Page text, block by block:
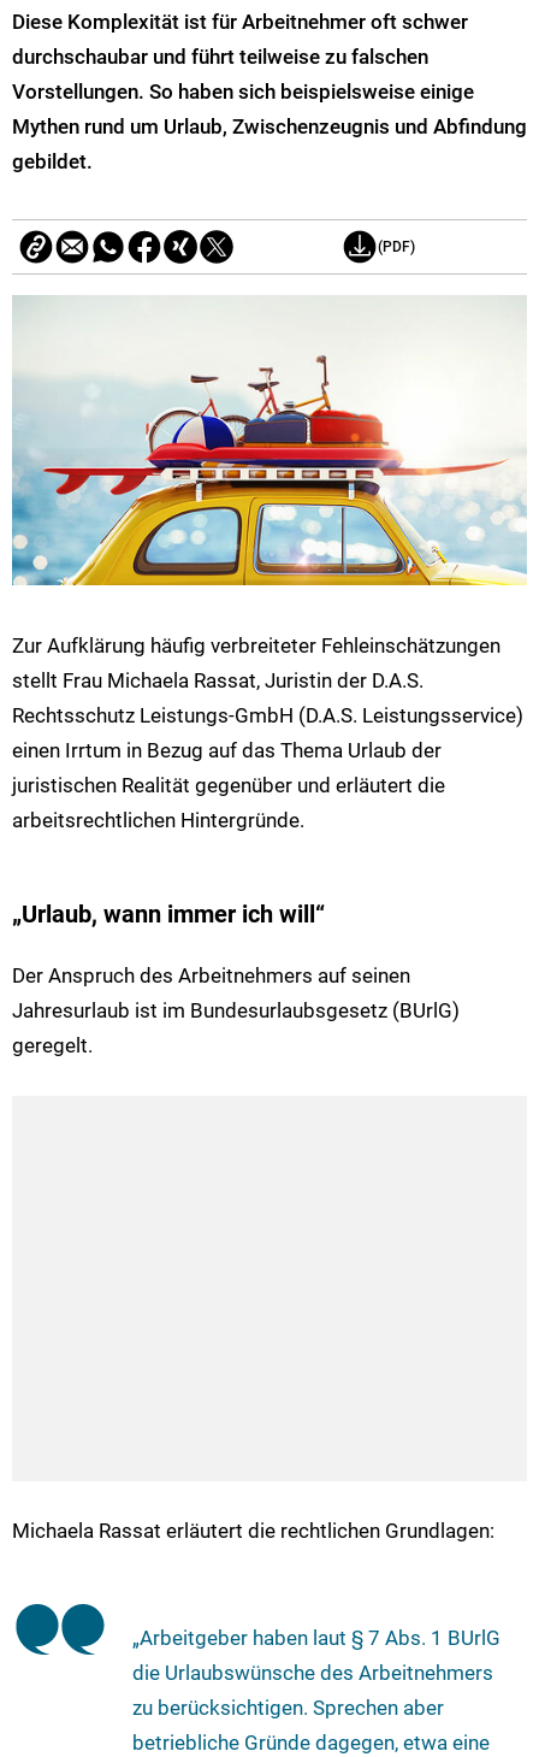
Diese Komplexität ist für Arbeitnehmer oft schwer
durchschaubar und führt teilweise zu falschen
Vorstellungen. So haben sich beispielsweise einige
Mythen rund um Urlaub, Zwischenzeugnis und Abfindung
gebildet.
(PDF)
Zur Aufklärung häufig verbreiteter Fehleinschätzungen
stellt Frau Michaela Rassat, Juristin der D.A.S.
Rechtsschutz Leistungs-GmbH (D.A.S. Leistungsservice)
einen Irrtum in Bezug auf das Thema Urlaub der
juristischen Realität gegenüber und erläutert die
arbeitsrechtlichen Hintergründe.
„Urlaub, wann immer ich will“
Der Anspruch des Arbeitnehmers auf seinen
Jahresurlaub ist im Bundesurlaubsgesetz (BUrlG)
geregelt.
Michaela Rassat erläutert die rechtlichen Grundlagen:
„Arbeitgeber haben laut § 7 Abs. 1 BUrlG
die Urlaubswünsche des Arbeitnehmers
zu berücksichtigen. Sprechen aber
betriebliche Gründe dagegen, etwa eine